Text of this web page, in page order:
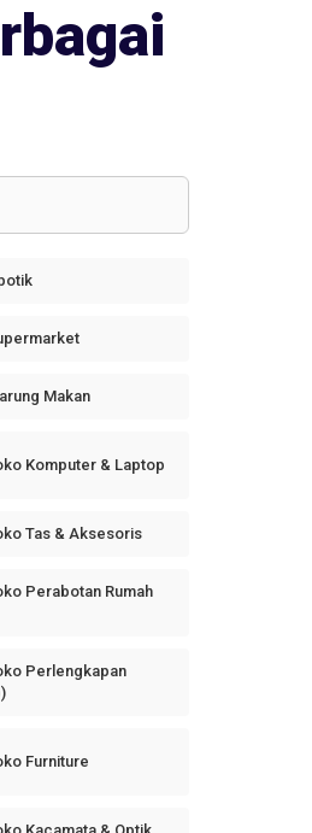
Makan
Komputer & Laptop
Tas & Aksesoris
Perabotan Rumah
Perlengkapan
Furniture